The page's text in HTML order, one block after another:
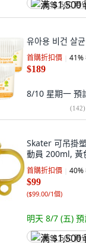
满 $1,500 再
유아용 비건 살
首購折扣價 41%
$189
8/10 星期一 預
(142)
Skater 可吊掛
動員 200ml, 黃
首購折扣價 40%
$99
($99.00/1個)
明天 8/7 (五) 預
满 $1,500 再